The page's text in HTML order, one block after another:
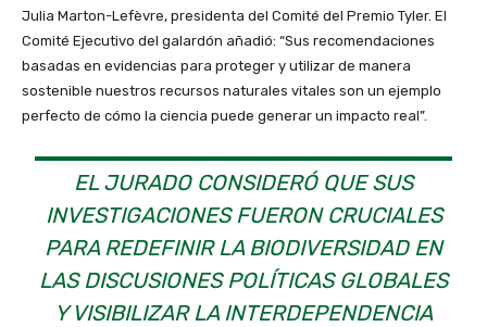
Julia Marton-Lefèvre, presidenta del Comité del Premio Tyler. El
Comité Ejecutivo del galardón añadió: “Sus recomendaciones
basadas en evidencias para proteger y utilizar de manera
sostenible nuestros recursos naturales vitales son un ejemplo
perfecto de cómo la ciencia puede generar un impacto real”.
EL JURADO CONSIDERÓ QUE SUS
INVESTIGACIONES FUERON CRUCIALES
PARA REDEFINIR LA BIODIVERSIDAD EN
LAS DISCUSIONES POLÍTICAS GLOBALES
Y VISIBILIZAR LA INTERDEPENDENCIA